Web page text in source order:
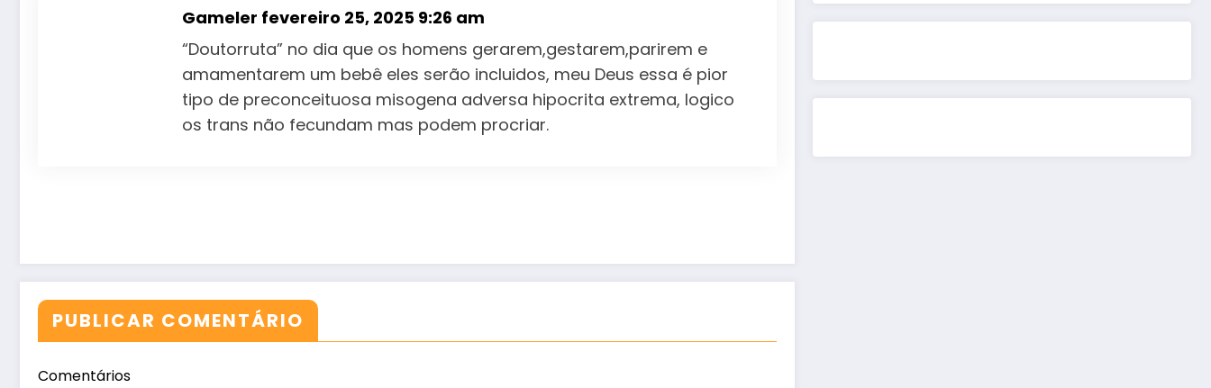
Gameler fevereiro 25, 2025 9:26 am
“Doutorruta” no dia que os homens gerarem,gestarem,parirem e
amamentarem um bebê eles serão incluidos, meu Deus essa é pior
tipo de preconceituosa misogena adversa hipocrita extrema, logico
os trans não fecundam mas podem procriar.
PUBLICAR COMENTÁRIO
Comentários